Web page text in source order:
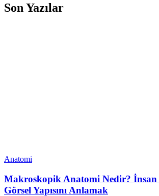
Son Yazılar
Anatomi
Makroskopik Anatomi Nedir?
Görsel Yapısını Anlamak